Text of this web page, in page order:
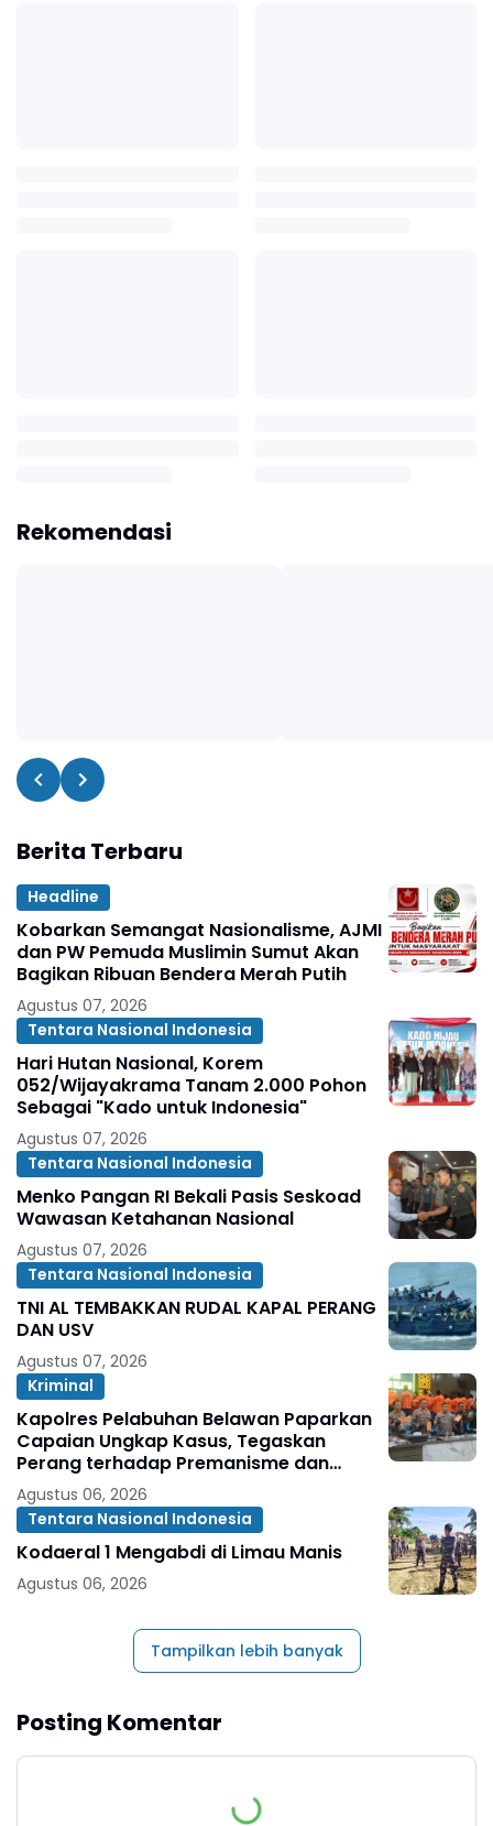
Rekomendasi
Berita Terbaru
Headline
Kobarkan Semangat Nasionalisme, AJMI
dan PW Pemuda Muslimin Sumut Akan
Bagikan Ribuan Bendera Merah Putih
Agustus 07, 2026
Tentara Nasional Indonesia
Hari Hutan Nasional, Korem
052/Wijayakrama Tanam 2.000 Pohon
Sebagai "Kado untuk Indonesia"
Agustus 07, 2026
Tentara Nasional Indonesia
Menko Pangan RI Bekali Pasis Seskoad
Wawasan Ketahanan Nasional
Agustus 07, 2026
Tentara Nasional Indonesia
TNI AL TEMBAKKAN RUDAL KAPAL PERANG
DAN USV
Agustus 07, 2026
Kriminal
Kapolres Pelabuhan Belawan Paparkan
Capaian Ungkap Kasus, Tegaskan
Perang terhadap Premanisme dan
Narkoba
Agustus 06, 2026
Tentara Nasional Indonesia
Kodaeral 1 Mengabdi di Limau Manis
Agustus 06, 2026
Tampilkan lebih banyak
Posting Komentar